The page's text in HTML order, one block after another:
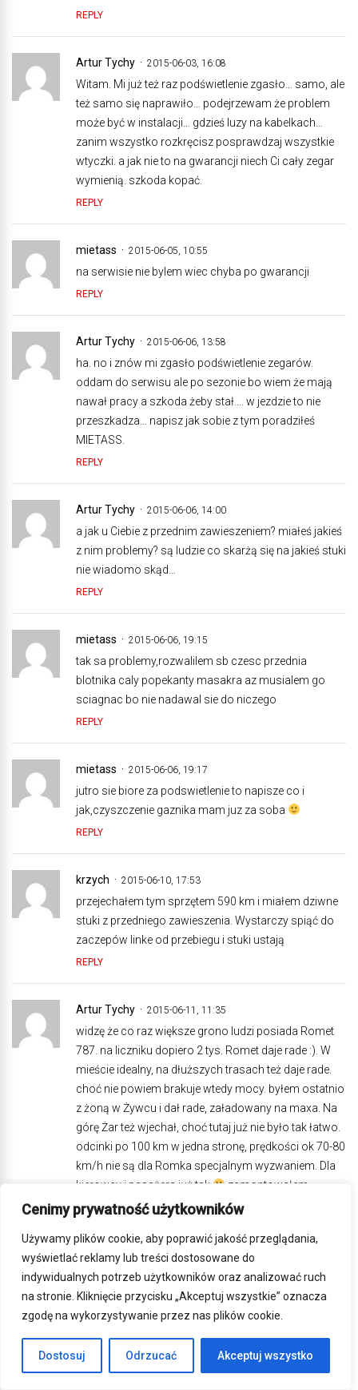
Cenimy prywatność użytkowników
Używamy plików cookie, aby poprawić jakość przeglądania,
wyświetlać reklamy lub treści dostosowane do
indywidualnych potrzeb użytkowników oraz analizować ruch
na stronie. Kliknięcie przycisku „Akceptuj wszystkie” oznacza
zgodę na wykorzystywanie przez nas plików cookie.
Dostosuj Odrzucać Akceptuj wszystko
REPLY
Artur Tychy 2015-06-03, 16:08
Witam. Mi już też raz podświetlenie zgasło… samo, ale
też samo się naprawiło… podejrzewam że problem
może być w instalacji… gdzieś luzy na kabelkach…
zanim wszystko rozkręcisz posprawdzaj wszystkie
wtyczki. a jak nie to na gwarancji niech Ci cały zegar
wymienią. szkoda kopać.
REPLY
mietass 2015-06-05, 10:55
na serwisie nie bylem wiec chyba po gwarancji
REPLY
Artur Tychy 2015-06-06, 13:58
ha. no i znów mi zgasło podświetlenie zegarów.
oddam do serwisu ale po sezonie bo wiem że mają
nawał pracy a szkoda żeby stał…. w jezdzie to nie
przeszkadza… napisz jak sobie z tym poradziłeś
MIETASS.
REPLY
Artur Tychy 2015-06-06, 14:00
a jak u Ciebie z przednim zawieszeniem? miałeś jakieś
z nim problemy? są ludzie co skarżą się na jakieś stuki
nie wiadomo skąd…
REPLY
mietass 2015-06-06, 19:15
tak sa problemy,rozwalilem sb czesc przednia
blotnika caly popekanty masakra az musialem go
sciagnac bo nie nadawal sie do niczego
REPLY
mietass 2015-06-06, 19:17
jutro sie biore za podswietlenie to napisze co i
jak,czyszczenie gaznika mam juz za soba
REPLY
krzych 2015-06-10, 17:53
przejechałem tym sprzętem 590 km i miałem dziwne
stuki z przedniego zawieszenia. Wystarczy spiąć do
zaczepów linke od przebiegu i stuki ustają
REPLY
Artur Tychy 2015-06-11, 11:35
widzę że co raz większe grono ludzi posiada Romet
787. na liczniku dopiero 2 tys. Romet daje rade :). W
mieście idealny, na dłuższych trasach też daje rade.
choć nie powiem brakuje wtedy mocy. byłem ostatnio
z żoną w Żywcu i dał rade, załadowany na maxa. Na
górę Żar też wjechał, choć tutaj już nie było tak łatwo.
odcinki po 100 km w jedna stronę, prędkości ok 70-80
km/h nie są dla Romka specjalnym wyzwaniem. Dla
kierowcy i pasażera już tak
zamontowałem
gniazdo zapalniczki… pozdrawiam wszystkich
REPLY
krzych 2015-06-15, 01:10
po przejechanych 640 km na niskich obrotach gasł.
Tradycyjna choroba gaźnikowych sprzętów.
pozdrawiam wszystkich użytkowników tego sprzetu